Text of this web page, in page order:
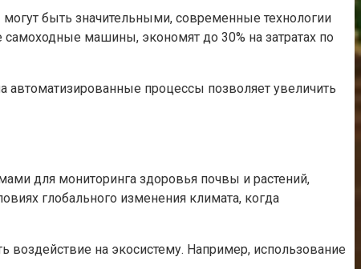
быть значительными, современные технологии
машины, экономят до 30% на затратах по
автоматизированные процессы позволяет увеличить
для мониторинга здоровья почвы и растений,
глобального изменения климата, когда
на экосистему. Например, использование